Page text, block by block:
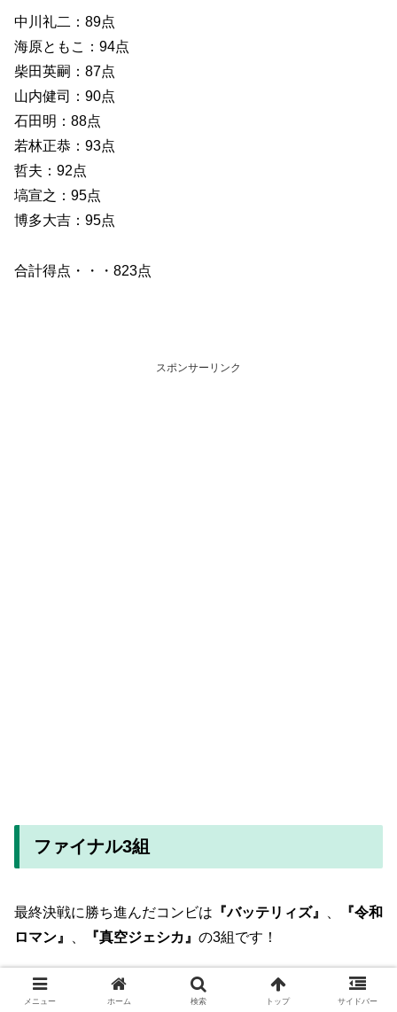
中川礼二：89点
海原ともこ：94点
柴田英嗣：87点
山内健司：90点
石田明：88点
若林正恭：93点
哲夫：92点
塙宣之：95点
博多大吉：95点
合計得点・・・823点
スポンサーリンク
ファイナル3組
最終決戦に勝ち進んだコンビは 『バッテリィズ』
『令和
ロマン』
『真空ジェシカ』 の3組です！
ネタ順は『真空ジェシカ』→『令和ロマン』→『バッテリ
メニュー ホーム 検索 トップ サイドバー